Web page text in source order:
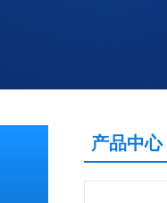
产品中心